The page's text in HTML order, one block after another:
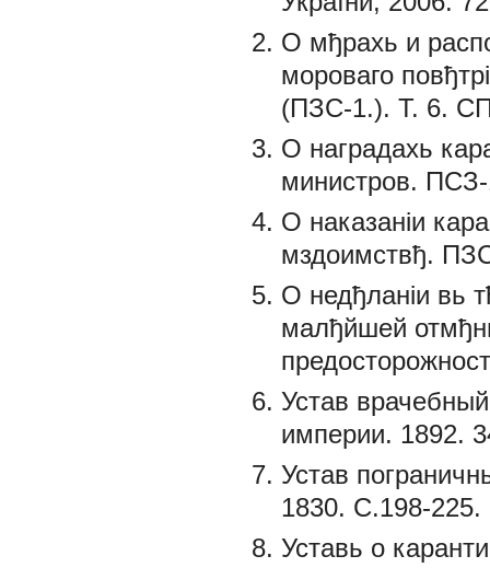
О мђрахь и
мороваго
(ПЗС-1.). Т. 6.
О наградахь
министров.
О наказанiи
мздоимствђ.
О недђланiи вь
малђйшей
Устав
империи. 1892.
Устав
1830. С.198-225.
Уставь о